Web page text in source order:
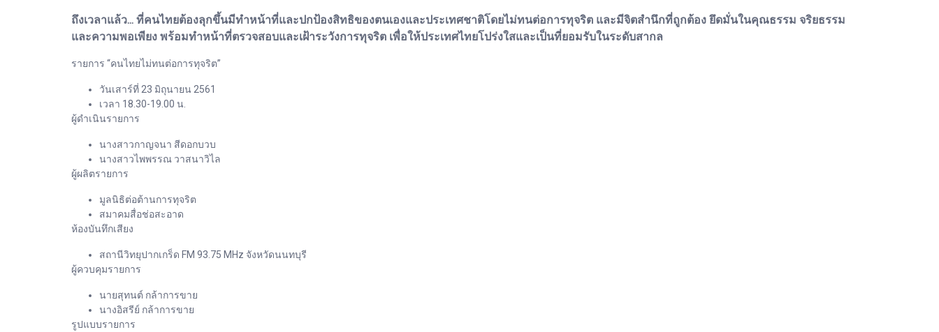
ถึงเวลาแล้ว... ที่คนไทยต้องลุกขึ้นมีทำหน้าที่และปกป้องสิทธิของตนเองและประเทศชาติโดยไม่ทนต่อการทุจริต และมีจิตสำนึกที่ถูกต้อง ยึดมั่นในคุณธรรม จริยธรรม
และความพอเพียง พร้อมทำหน้าที่ตรวจสอบและเฝ้าระวังการทุจริต เพื่อให้ประเทศไทยโปร่งใสและเป็นที่ยอมรับในระดับสากล
รายการ “คนไทยไม่ทนต่อการทุจริต”
วันเสาร์ที่ 23 มิถุนายน 2561
เวลา 18.30-19.00 น.
ผู้ดำเนินรายการ
นางสาวกาญจนา สีดอกบวบ
นางสาวไพพรรณ วาสนาวิไล
ผู้ผลิตรายการ
มูลนิธิต่อต้านการทุจริต
สมาคมสื่อช่อสะอาด
ห้องบันทึกเสียง
สถานีวิทยุปากเกร็ด FM 93.75 MHz จังหวัดนนทบุรี
ผู้ควบคุมรายการ
นายสุทนต์ กล้าการขาย
นางอิสรีย์ กล้าการขาย
รูปแบบรายการ